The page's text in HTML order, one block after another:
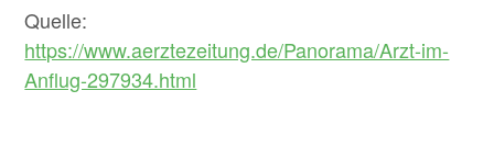
Quelle:
https://www.aerztezeitung.de/Panorama/Arzt-im-
Anflug-297934.html